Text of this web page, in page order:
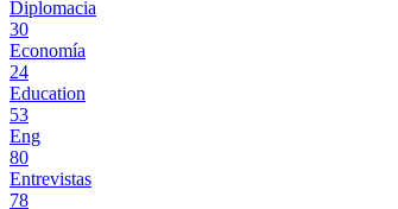
Diplomacia
30
Economía
24
Education
53
Eng
80
Entrevistas
78